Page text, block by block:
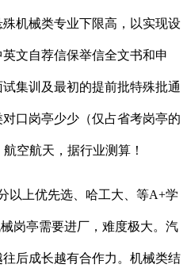
机械类专业下限高，以实现设
文自荐信保举信全文书和申
集训及最初的提前批特殊批通
口岗亭少少（仅占省考岗亭的
空航天，据行业测算！
上优先选、哈工大、等A+学
岗亭需要进厂，难度极大。汽
后成长越有合作力。机械类结